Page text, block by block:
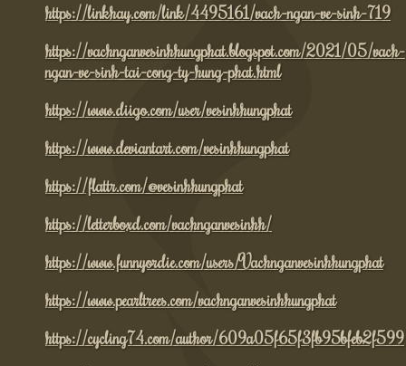
https://linkhay.com/link/4495161/vach-ngan-ve-sinh-719
https://vachnganvesinhhungphat.blogspot.com/2021/05/vach-
ngan-ve-sinh-tai-cong-ty-hung-phat.html
https://www.diigo.com/user/vesinhhungphat
https://www.deviantart.com/vesinhhungphat
https://flattr.com/@vesinhhungphat
https://letterboxd.com/vachnganvesinhh/
https://www.funnyordie.com/users/Vachnganvesinhhungphat
https://www.pearltrees.com/vachnganvesinhhungphat
https://cycling74.com/author/609a05f65f3fb95bfeb2f599